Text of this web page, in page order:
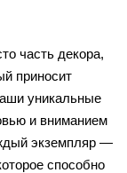
часть декора,
приносит
уникальные
и вниманием
экземпляр —
способно